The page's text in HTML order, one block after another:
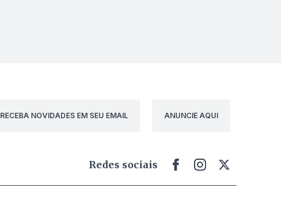
RECEBA NOVIDADES EM SEU EMAIL ANUNCIE AQUI
Redes sociais